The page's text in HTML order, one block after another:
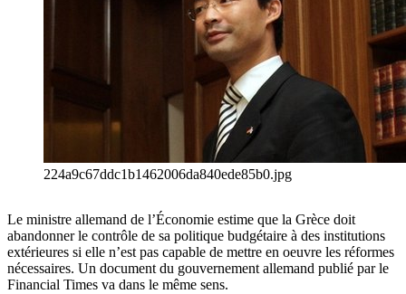
224a9c67ddc1b1462006da840ede85b0.jpg
Le ministre allemand de l’Économie estime que la Grèce doit
abandonner le contrôle de sa politique budgétaire à des institutions
extérieures si elle n’est pas capable de mettre en oeuvre les réformes
nécessaires. Un document du gouvernement allemand publié par le
Financial Times va dans le même sens.